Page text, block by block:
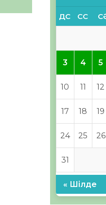
ДС СС СӘ
3 4 5
10 11 12
17 18 19
24 25 26
31
« Шілде